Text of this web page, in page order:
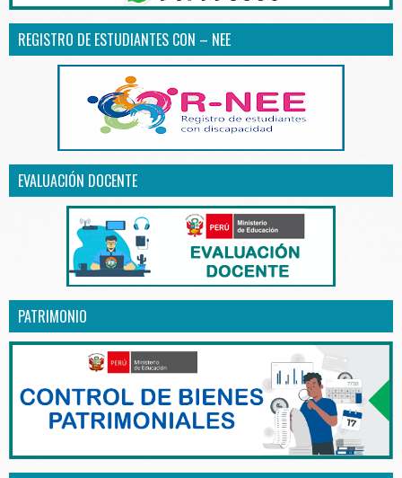
REGISTRO DE ESTUDIANTES CON – NEE
EVALUACIÓN DOCENTE
PATRIMONIO